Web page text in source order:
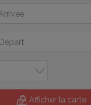
Afficher la carte